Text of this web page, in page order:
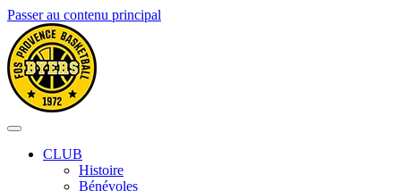
Passer au contenu principal
CLUB
Histoire
Bénévoles